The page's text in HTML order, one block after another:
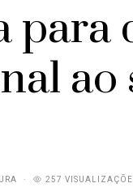
para
ao
257